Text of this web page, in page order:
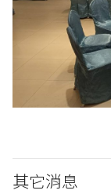
其它消息